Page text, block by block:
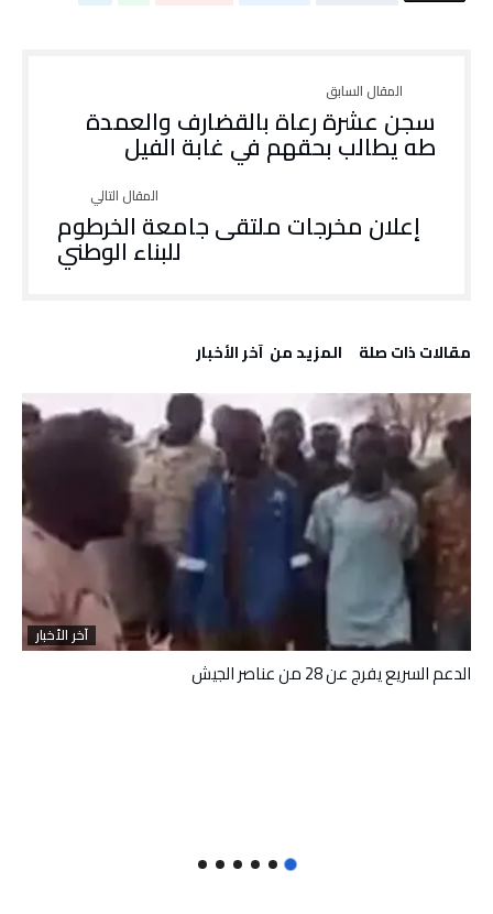
سجن عشرة رعاة بالقضارف والعمدة
طه يطالب بحقهم في غابة الفيل
إعلان مخرجات ملتقى جامعة الخرطوم
للبناء الوطني
‫مقالات ذات صلة‬ ‫المزيد من ‬ آخر الأخبار
آخر الأخبار
الدعم السريع يفرج عن 28 من عناصر الجيش